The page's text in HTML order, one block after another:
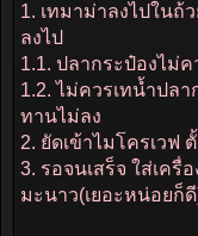
1. เทมาม่าลงไปในถ้
ลงไป
1.1. ปลากระป๋องไม่
1.2. ไม่ควรเทน้ำปล
ทานไม่ลง
2. ยัดเข้าไมโครเวฟ
3. รอจนเสร็จ ใส่เครื่
มะนาว(เยอะหน่อยก็